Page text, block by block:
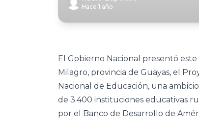
Hace 1 año
El Gobierno Nacional presentó
Milagro, provincia de Guayas, el
Nacional de Educación, una
de 3.400 instituciones educativas
por el Banco de Desarrollo de